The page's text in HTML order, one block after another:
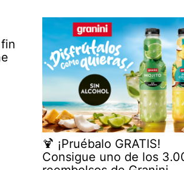
🍹 ¡Pruébalo GRATIS!
Consigue uno de los